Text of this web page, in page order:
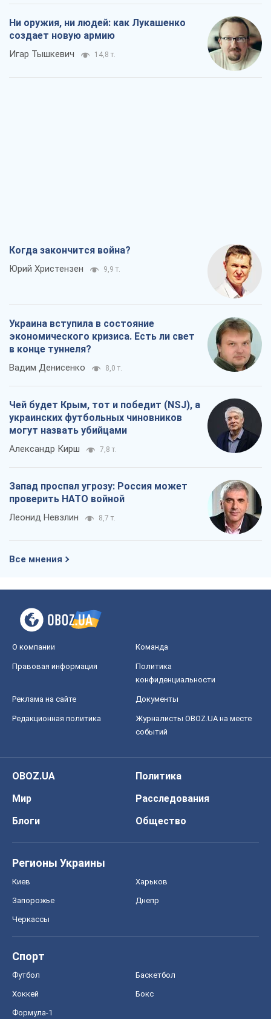
Ни оружия, ни людей: как Лукашенко
создает новую армию
Игар Тышкевич 14,8 т.
Когда закончится война?
Юрий Христензен 9,9 т.
Украина вступила в состояние
экономического кризиса. Есть ли свет
в конце туннеля?
Вадим Денисенко 8,0 т.
Чей будет Крым, тот и победит (NSJ), а
украинских футбольных чиновников
могут назвать убийцами
Александр Кирш 7,8 т.
Запад проспал угрозу: Россия может
проверить НАТО войной
Леонид Невзлин 8,7 т.
Все мнения
О компании Команда
Правовая информация
Политика
конфиденциальности
Реклама на сайте Документы
Редакционная политика
Журналисты OBOZ.UA на месте
событий
OBOZ.UA
Политика
Мир
Расследования
Блоги
Общество
Регионы Украины
Киев Харьков
Запорожье Днепр
Черкассы
Спорт
Футбол Баскетбол
Хоккей Бокс
Формула-1